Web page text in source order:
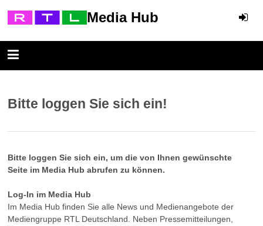
Media Hub
Bitte loggen Sie sich ein!
Bitte loggen Sie sich ein, um die von Ihnen gewünschte
Seite im Media Hub abrufen zu können.
Log-In im Media Hub
Im Media Hub finden Sie alle News und Medienangebote der
Mediengruppe RTL Deutschland. Neben Pressemitteilungen,